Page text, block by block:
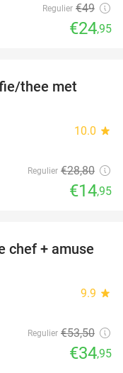
Regulier €49
€24,95
thee met
10.0 star
Regulier €28,80
€14,95
35%
chef + amuse
9.9 star
Regulier €53,50
€34,95